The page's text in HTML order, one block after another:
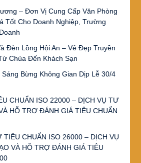
– Đơn Vị Cung Cấp Văn Phòng
Tốt Cho Doanh Nghiệp, Trường
Đèn Lồng Hội An – Vẻ Đẹp Truyền
Chùa Đến Khách Sạn
Bừng Không Gian Dịp Lễ 30/4
CHUẨN ISO 22000 – DỊCH VỤ TƯ
HỖ TRỢ ĐÁNH GIÁ TIÊU CHUẨN
TIÊU CHUẨN ISO 26000 – DỊCH VỤ
VÀ HỖ TRỢ ĐÁNH GIÁ TIÊU